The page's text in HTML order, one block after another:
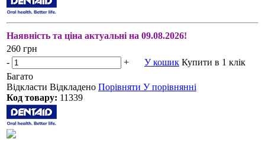
Наявність та ціна актуальні на 09.08.2026!
260 грн
-
+ У кошик Купити в 1 клік
Багато
Відкласти Відкладено Порівняти У порівнянні
Код товару: 11339